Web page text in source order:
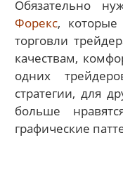
Обязательно
Форекс, которые
торговли
качествам,
одних
стратегии, для
больше
графические